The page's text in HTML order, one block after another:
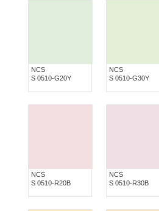
NCS
S 0510-G20Y
NCS
S 0510-G30Y
NCS
S 0510-R20B
NCS
S 0510-R30B